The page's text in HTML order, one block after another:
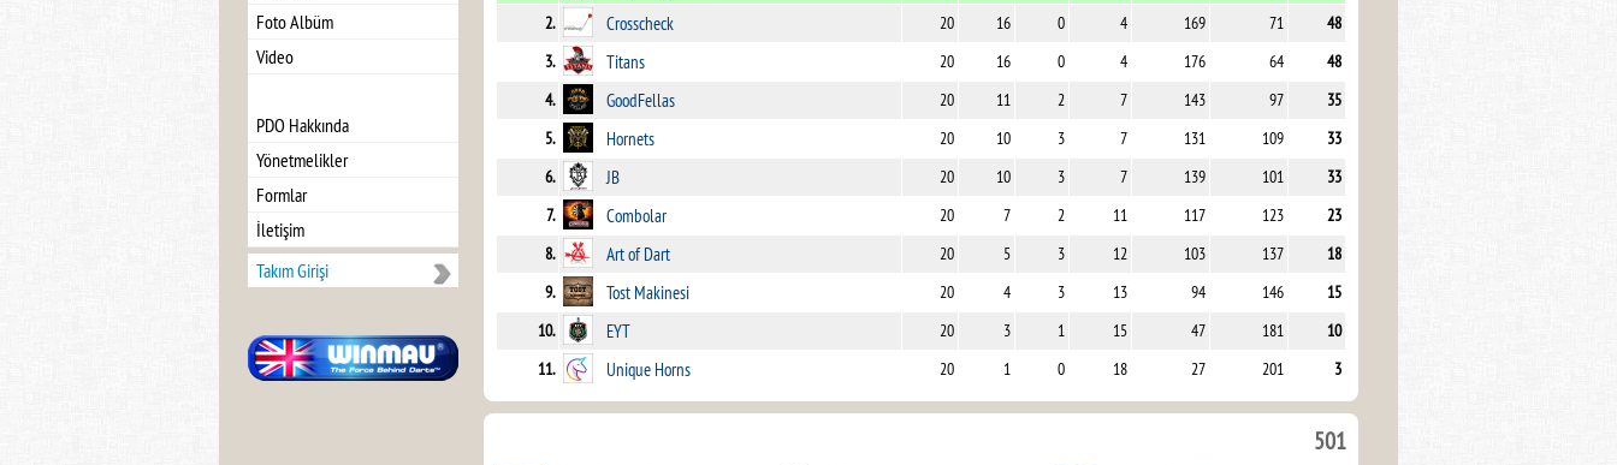
Foto Albüm
Video
PDO Hakkında
Yönetmelikler
Formlar
İletişim
Takım Girişi
2.
Crosscheck 20 16 0 4 169 71
48
3.
Titans 20 16 0 4 176 64
48
4.
GoodFellas 20 11 2 7 143 97
35
5.
Hornets 20 10 3 7 131 109
33
6.
JB 20 10 3 7 139 101
33
7.
Combolar 20 7 2 11 117 123
23
8.
Art of Dart 20 5 3 12 103 137
18
9.
Tost Makinesi 20 4 3 13 94 146
15
10.
EYT 20 3 1 15 47 181
10
11.
Unique Horns 20 1 0 18 27 201 3
501